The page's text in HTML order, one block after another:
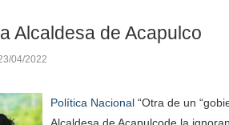
Alcaldesa de Acapulco
23/04/2022
Política Nacional “Otra de un